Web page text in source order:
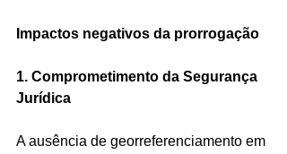
Impactos negativos da prorrogação
1. Comprometimento da Segurança
Jurídica
A ausência de georreferenciamento em